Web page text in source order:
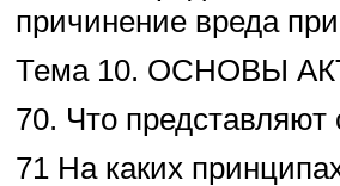
причинение вреда
Тема 10. ОСНОВЫ
70. Что
71 На каких